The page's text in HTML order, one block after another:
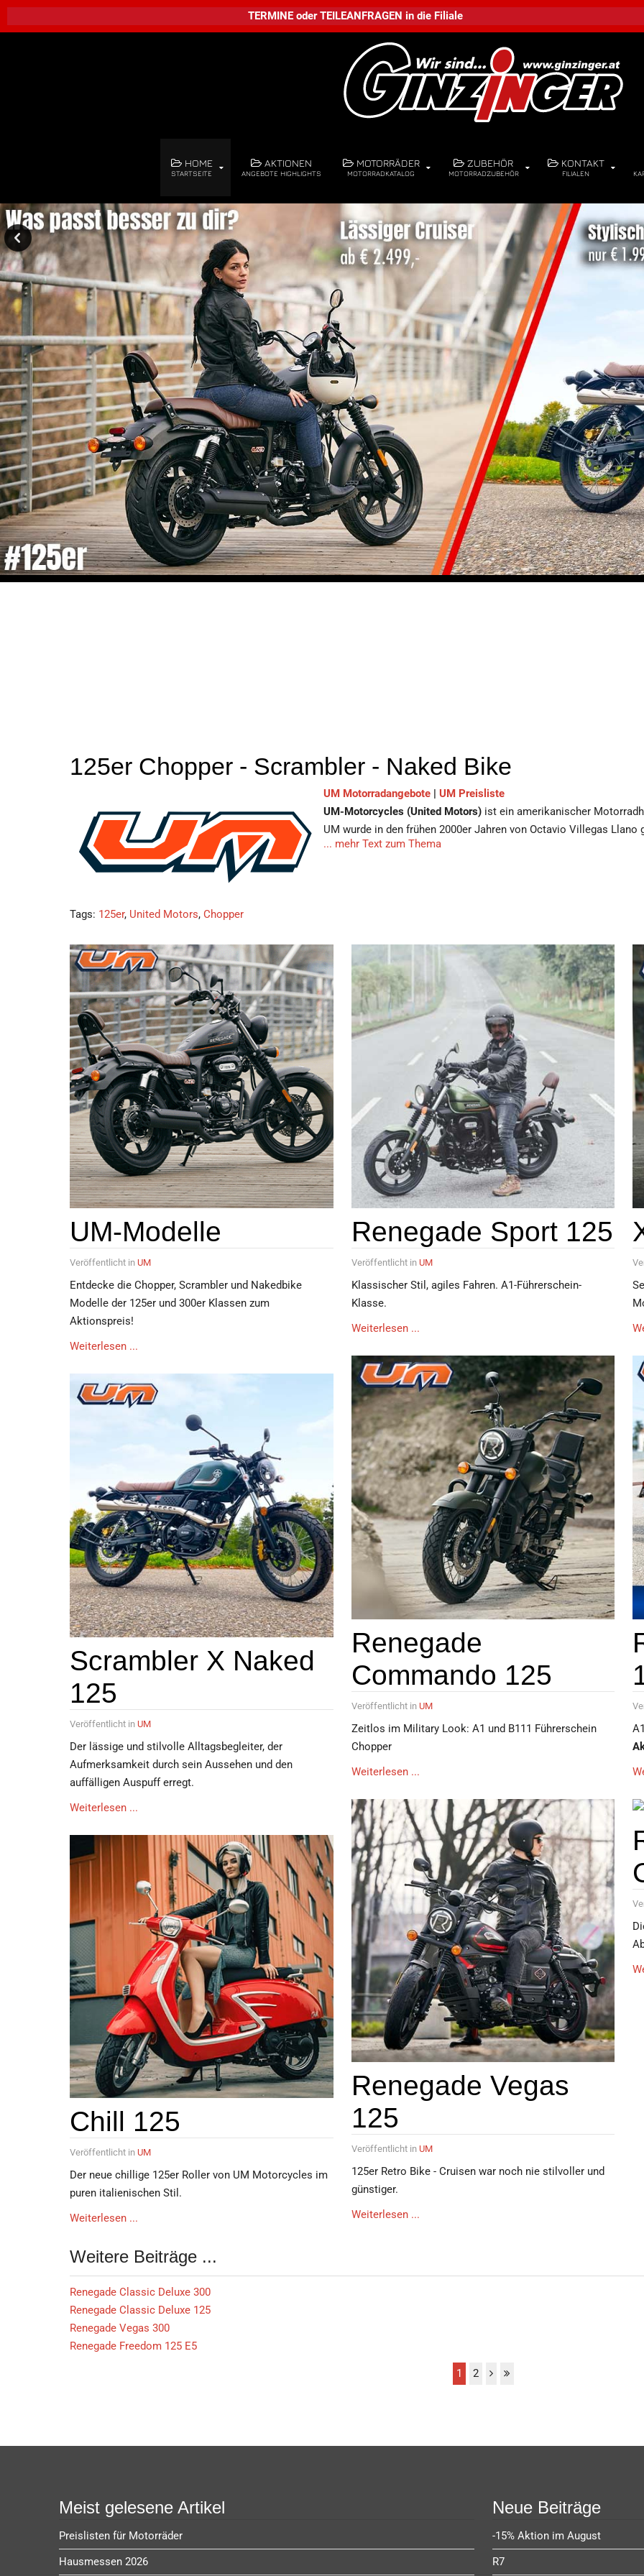
HOME
STARTSEITE
AKTIONEN
ANGEBOTE HIGHLIGHTS
MOTORRÄDER
MOTORRADKATALOG
ZUBEHÖR
MOTORRADZUBEHÖR
KONTAKT
FILIALEN
Brachiale CP3-Power trifft auf reinrassige Racing-DNA! - Yamaha R9 jetzt verfügbar.
125er Chopper - Scrambler - Naked Bike
UM Motorradangebote| UM Preisliste
UM-Motorcycles (United Motors)ist ein amerikanischer
UM wurde in den frühen 2000er Jahren von Octavio Villegas Llano
Vertriebsnetz in 25 Ländern mit 1200 Verkaufsstellen. Es ist auch
... mehr Text zum Thema
Tags: 125er, United Motors, Chopper
UM-Modelle
Veröffentlicht in UM
Entdecke die Chopper, Scrambler und Nakedbike
Modelle der 125er und 300er Klassen zum
Aktionspreis!
Weiterlesen ...
Scrambler X Naked
125
Veröffentlicht in UM
Der lässige und stilvolle Alltagsbegleiter, der
Aufmerksamkeit durch sein Aussehen und den
auffälligen Auspuff erregt.
Weiterlesen ...
Chill 125
Veröffentlicht in UM
Der neue chillige 125er Roller von UM Motorcycles im
puren italienischen Stil.
Weiterlesen ...
Renegade Sport 125
Veröffentlicht in UM
Klassischer Stil, agiles Fahren. A1-Führerschein-
Klasse.
Weiterlesen ...
Renegade
Commando 125
Veröffentlicht in UM
Zeitlos im Military Look: A1 und B111 Führerschein
Chopper
Weiterlesen ...
Renegade Vegas
125
Veröffentlicht in UM
125er Retro Bike - Cruisen war noch nie stilvoller und
günstiger.
Weiterlesen ...
Weitere Beiträge ...
Renegade Classic Deluxe 300
Renegade Classic Deluxe 125
Renegade Vegas 300
Renegade Freedom 125 E5
1 2
Meist gelesene Artikel
Preislisten für Motorräder
Hausmessen 2026
Neue Beiträge
-15% Aktion im August
R7
TERMINEoderTEILEANFRAGEN in die Filiale